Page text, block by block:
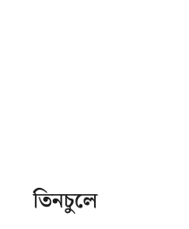
তিনচুলে